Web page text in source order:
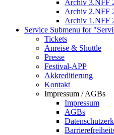
Archiv 3.NFF
Archiv 2.NFF
Archiv 1.NFF
Service Submenu for
Tickets
Anreise & Shuttle
Presse
Festival-APP
Akkreditierung
Kontakt
Impressum / AGBs
Impressum
AGBs